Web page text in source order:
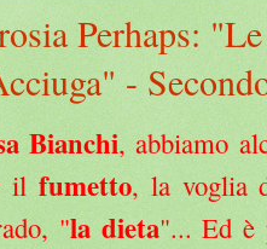
Perhaps:
-
Bianchi, abbiamo
il fumetto, la voglia
"la dieta"... Ed è